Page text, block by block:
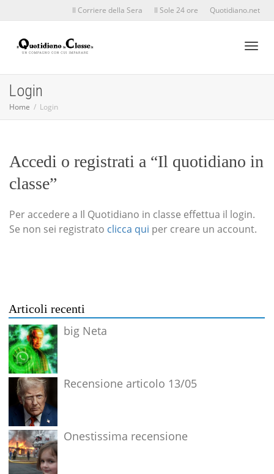
Il Corriere della Sera Il Sole 24 ore Quotidiano.net
Login
Home Login
Accedi o registrati a “Il quotidiano in
classe”
Per accedere a Il Quotidiano in classe effettua il login.
Se non sei registrato clicca qui per creare un account.
Articoli recenti
big Neta
Recensione articolo 13/05
Onestissima recensione